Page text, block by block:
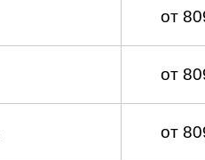
от
от
от